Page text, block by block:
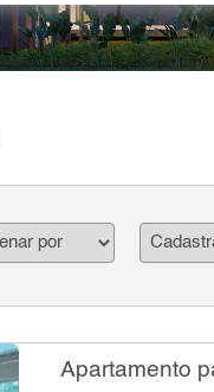
Apartamento